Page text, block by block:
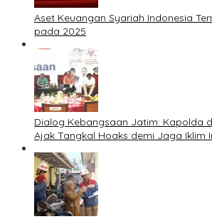
Aset Keuangan Syariah Indonesia
pada 2025
Dialog Kebangsaan Jatim: Kapolda
Ajak Tangkal Hoaks demi Jaga Iklim